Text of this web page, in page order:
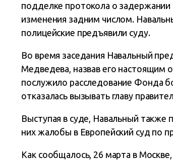
подделке протокола о
изменения задним числом.
полицейские предъявили суду.
Во время заседания Навальный
Медведева, назвав его настоящим
послужило расследование Фонда
отказалась вызывать главу
Выступая в суде, Навальный
них жалобы в Европейский суд по
Как сообщалось, 26 марта в